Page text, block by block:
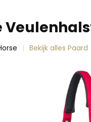
Bekijk alles Paard